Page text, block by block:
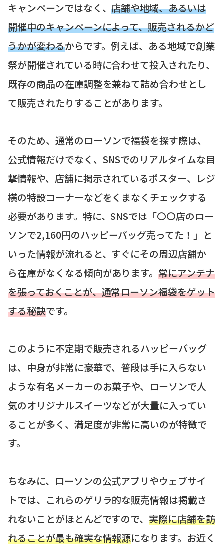
キャンペーンではなく、 店舗や地域、あるいは
開催中のキャンペーンによって、販売されるかど
うかが変わるからです。例えば、ある地域で創業
祭が開催されている時に合わせて投入されたり、
既存の商品の在庫調整を兼ねて詰め合わせとし
て販売されたりすることがあります。
そのため、通常のローソンで福袋を探す際は、
公式情報だけでなく、SNSでのリアルタイムな目
撃情報や、店舗に掲示されているポスター、レジ
横の特設コーナーなどをくまなくチェックする
必要があります。特に、SNSでは「〇〇店のロー
ソンで2,160円のハッピーバッグ売ってた！」と
いった情報が流れると、すぐにその周辺店舗か
ら在庫がなくなる傾向があります。 常にアンテナ
を張っておくことが、通常ローソン福袋をゲット
する秘訣です。
このように不定期で販売されるハッピーバッグ
は、中身が非常に豪華で、普段は手に入らない
ような有名メーカーのお菓子や、ローソンで人
気のオリジナルスイーツなどが大量に入ってい
ることが多く、満足度が非常に高いのが特徴で
す。
ちなみに、ローソンの公式アプリやウェブサイ
トでは、これらのゲリラ的な販売情報は掲載さ
れないことがほとんどですので、 実際に店舗を訪
れることが最も確実な情報源になります。お近く